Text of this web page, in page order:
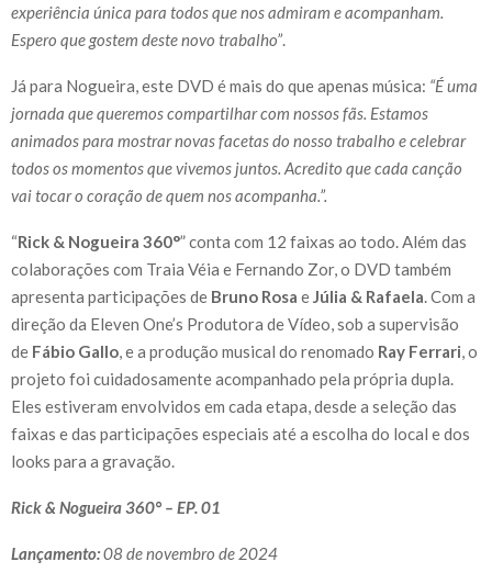
experiência única para todos que nos admiram e acompanham.
Espero que gostem deste novo trabalho”.
Já para Nogueira, este DVD é mais do que apenas música: “É uma
jornada que queremos compartilhar com nossos fãs. Estamos
animados para mostrar novas facetas do nosso trabalho e celebrar
todos os momentos que vivemos juntos. Acredito que cada canção
vai tocar o coração de quem nos acompanha.”.
“Rick & Nogueira 360°” conta com 12 faixas ao todo. Além das
colaborações com Traia Véia e Fernando Zor, o DVD também
apresenta participações de Bruno Rosa eJúlia & Rafaela. Com a
direção da Eleven One’s Produtora de Vídeo, sob a supervisão
de Fábio Gallo, e a produção musical do renomado Ray Ferrari, o
projeto foi cuidadosamente acompanhado pela própria dupla.
Eles estiveram envolvidos em cada etapa, desde a seleção das
faixas e das participações especiais até a escolha do local e dos
looks para a gravação.
Rick & Nogueira 360° – EP. 01
Lançamento:08 de novembro de 2024